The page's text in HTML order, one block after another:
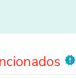
new_releases